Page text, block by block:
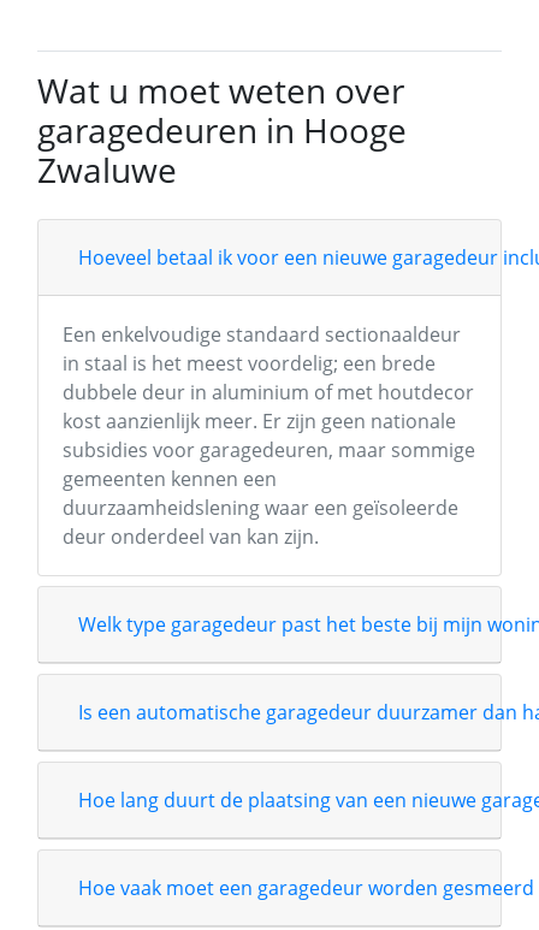
Wat u moet weten over
garagedeuren in Hooge
Zwaluwe
Hoeveel betaal ik voor een nieuwe garagedeur
Een enkelvoudige standaard sectionaaldeur
in staal is het meest voordelig; een brede
dubbele deur in aluminium of met houtdecor
kost aanzienlijk meer. Er zijn geen nationale
subsidies voor garagedeuren, maar sommige
gemeenten kennen een
duurzaamheidslening waar een geïsoleerde
deur onderdeel van kan zijn.
Welk type garagedeur past het beste bij mijn
Is een automatische garagedeur duurzamer dan
Hoe lang duurt de plaatsing van een nieuwe
Hoe vaak moet een garagedeur worden